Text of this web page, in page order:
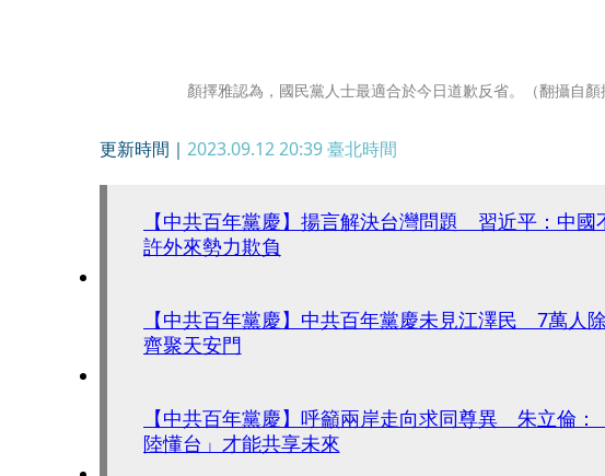
顏擇雅認為，國民黨人士最適合於今日道歉反省。（翻攝自顏
更新時間｜ 2023.09.12 20:39臺北時間
【中共百年黨慶】揚言解決台灣問題 習近平：中國
許外來勢力欺負
【中共百年黨慶】中共百年黨慶未見江澤民 7萬人
齊聚天安門
【中共百年黨慶】呼籲兩岸走向求同尊異 朱立倫：
陸懂台」才能共享未來